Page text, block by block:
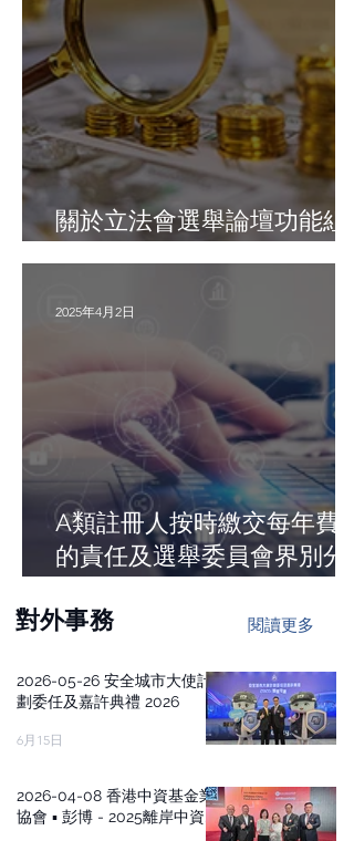
關於立法會選舉論壇功能組
A類註冊人按時繳交每年費用
的責任及選舉委員會界別分
2025年4月2日
​對外事務 閱讀更多
2026-05-26 安全城市大使計
劃委任及嘉許典禮 2026
6月15日
2026-04-08 香港中資基金業
協會 ▪ 彭博 - 2025離岸中資